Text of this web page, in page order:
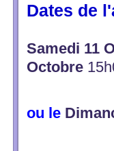
Dates de
Samedi 11
Octobre
ou le